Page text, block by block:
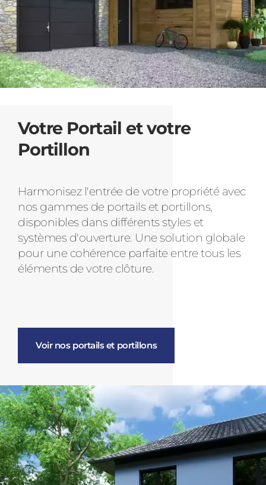
Votre Portail et votre
Portillon
Harmonisez l'entrée de votre propriété avec
nos gammes de portails et portillons,
disponibles dans différents styles et
systèmes d'ouverture. Une solution globale
pour une cohérence parfaite entre tous les
éléments de votre clôture.
Voir nos portails et portillons